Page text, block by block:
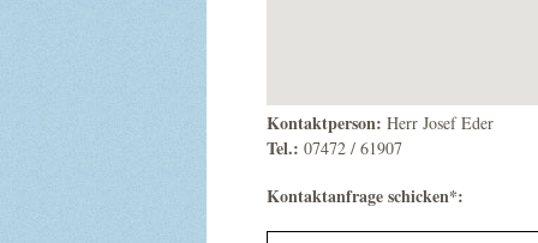
Kontaktperson: Herr Josef Eder
Tel.: 07472 / 61907
Kontaktanfrage schicken*: